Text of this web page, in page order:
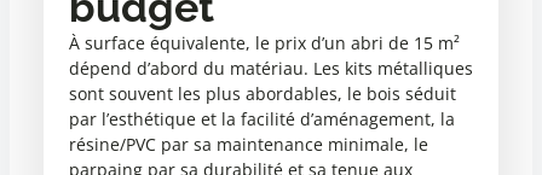
À surface équivalente, le prix d’un abri de 15 m²
dépend d’abord du matériau. Les kits métalliques
sont souvent les plus abordables, le bois séduit
par l’esthétique et la facilité d’aménagement, la
résine/PVC par sa maintenance minimale, le
parpaing par sa durabilité et sa tenue aux